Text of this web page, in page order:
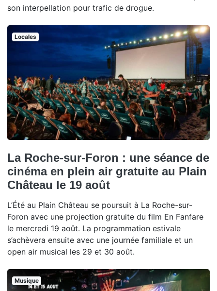
son interpellation pour trafic de drogue.
Locales
La Roche-sur-Foron : une séance de
cinéma en plein air gratuite au Plain
Château le 19 août
L’Été au Plain Château se poursuit à La Roche-sur-
Foron avec une projection gratuite du film En Fanfare
le mercredi 19 août. La programmation estivale
s’achèvera ensuite avec une journée familiale et un
open air musical les 29 et 30 août.
Musique